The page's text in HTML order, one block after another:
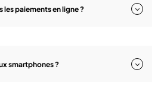
paiements en ligne ?
smartphones ?